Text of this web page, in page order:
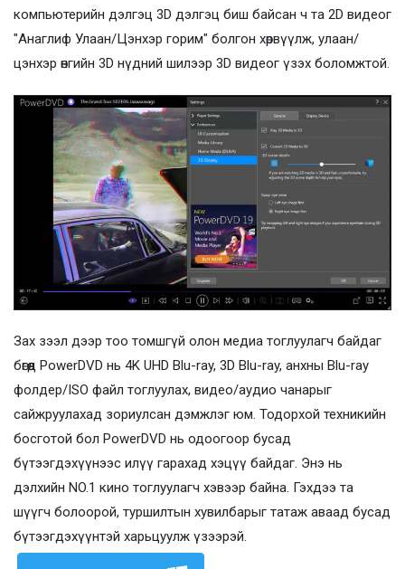
компьютерийн дэлгэц 3D дэлгэц биш байсан ч та 2D видеог
"Анаглиф Улаан/Цэнхэр горим" болгон хөрвүүлж, улаан/
цэнхэр өнгийн 3D нүдний шилээр 3D видеог үзэх боломжтой.
Зах зээл дээр тоо томшгүй олон медиа тоглуулагч байдаг
бөгөөд PowerDVD нь 4K UHD Blu-ray, 3D Blu-ray, анхны Blu-ray
фолдер/ISO файл тоглуулах, видео/аудио чанарыг
сайжруулахад зориулсан дэмжлэг юм. Тодорхой техникийн
босготой бол PowerDVD нь одоогоор бусад
бүтээгдэхүүнээс илүү гарахад хэцүү байдаг. Энэ нь
дэлхийн NO.1 кино тоглуулагч хэвээр байна. Гэхдээ та
шүүгч болоорой, туршилтын хувилбарыг татаж аваад бусад
бүтээгдэхүүнтэй харьцуулж үзээрэй.